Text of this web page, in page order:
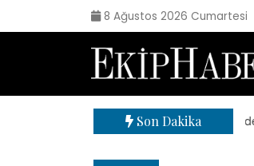
8 Ağustos 2026 Cumartesi
Son Dakika| 71 ilde